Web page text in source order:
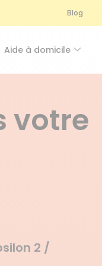
Blog
Aide à domicile
votre
2 /